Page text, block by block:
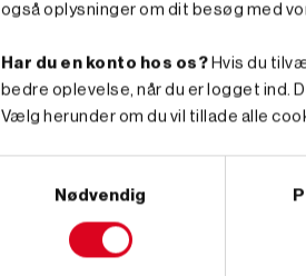
også oplysninger om dit besøg med
Har du en konto hos os? Hvis du
bedre oplevelse, når du er logget ind.
Vælg herunder om du vil tillade alle
Nødvendig